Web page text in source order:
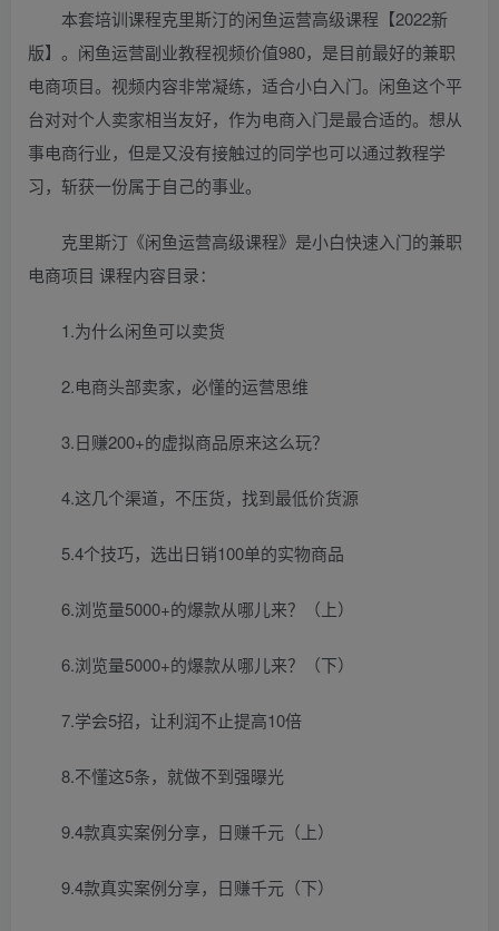
本套培训课程克里斯汀的闲鱼运营高级课程【2022新
版】。闲鱼运营副业教程视频价值980，是目前最好的兼职
电商项目。视频内容非常凝练，适合小白入门。闲鱼这个平
台对对个人卖家相当友好，作为电商入门是最合适的。想从
事电商行业，但是又没有接触过的同学也可以通过教程学
习，斩获一份属于自己的事业。
克里斯汀《闲鱼运营高级课程》是小白快速入门的兼职
电商项目 课程内容目录：
1.为什么闲鱼可以卖货
2.电商头部卖家，必懂的运营思维
3.日赚200+的虚拟商品原来这么玩？
4.这几个渠道，不压货，找到最低价货源
5.4个技巧，选出日销100单的实物商品
6.浏览量5000+的爆款从哪儿来？（上）
6.浏览量5000+的爆款从哪儿来？（下）
7.学会5招，让利润不止提高10倍
8.不懂这5条，就做不到强曝光
9.4款真实案例分享，日赚千元（上）
9.4款真实案例分享，日赚千元（下）